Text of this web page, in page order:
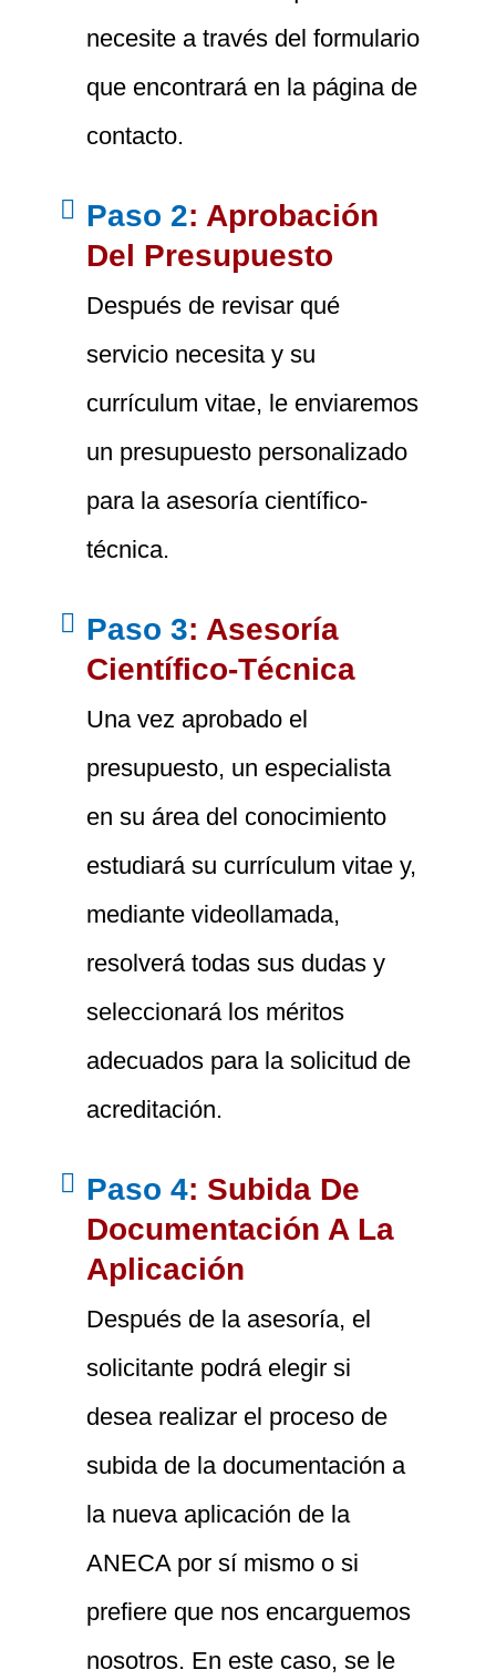
necesite a través del formulario
que encontrará en la página de
contacto.
Paso 2: Aprobación
Del Presupuesto
Después de revisar qué
servicio necesita y su
currículum vitae, le enviaremos
un presupuesto personalizado
para la asesoría científico-
técnica.
Paso 3: Asesoría
Científico-Técnica
Una vez aprobado el
presupuesto, un especialista
en su área del conocimiento
estudiará su currículum vitae y,
mediante videollamada,
resolverá todas sus dudas y
seleccionará los méritos
adecuados para la solicitud de
acreditación.
Paso 4: Subida De
Documentación A La
Aplicación
Después de la asesoría, el
solicitante podrá elegir si
desea realizar el proceso de
subida de la documentación a
la nueva aplicación de la
ANECA por sí mismo o si
prefiere que nos encarguemos
nosotros. En este caso, se le